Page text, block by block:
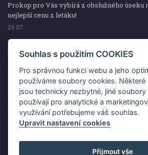
Prokop pro Vás vybírá z obslužného úseku
nejlepší cenu z letáku!
29.07
Prokop pro Vás vybírá z obslužného úseku
nejlepší cenu z letáku!
Kup špekáčky od Váhaly a vyhraj s
29.07
Prokop pro Vás vybírá na víkendovku ty
29.07
Souhlas s použitím COOKIES
Pro správnou funkci webu a jeho
používáme soubory cookies.
jsou technicky nezbytné, jiné
používají pro analytické a
využívání potřebujeme váš souhlas.
Upravit nastavení cookies
Přijmout vše